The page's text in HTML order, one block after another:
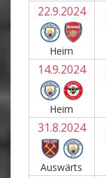
22.9.2024
Heim
14.9.2024
Heim
31.8.2024
Auswärts